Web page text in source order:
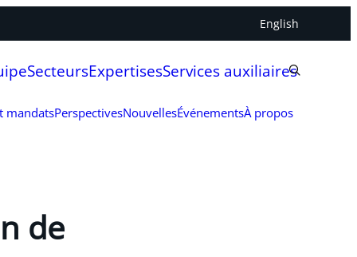
English
SecteursExpertisesServices auxiliaires
mandatsPerspectivesNouvellesÉvénementsÀ propos
de